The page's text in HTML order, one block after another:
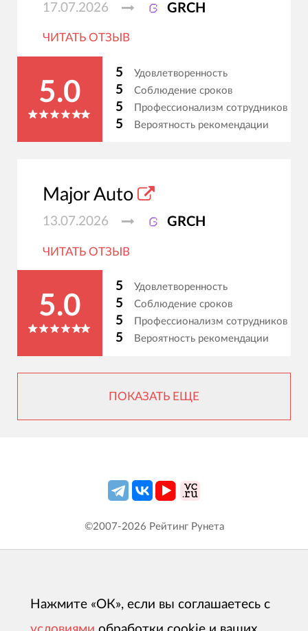
17.07.2026 GRCH
ЧИТАТЬ ОТЗЫВ
5.0
5 Удовлетворенность
5 Соблюдение сроков
5 Профессионализм сотрудников
5 Вероятность рекомендации
Major Auto
13.07.2026 GRCH
ЧИТАТЬ ОТЗЫВ
5.0
5 Удовлетворенность
5 Соблюдение сроков
5 Профессионализм сотрудников
5 Вероятность рекомендации
ПОКАЗАТЬ ЕЩЕ
©2007-2026 Рейтинг Рунета
Нажмите «ОК», если вы соглашаетесь с